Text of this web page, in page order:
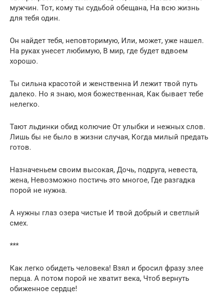
мужчин. Тот, кому ты судьбой обещана, На всю жизнь
для тебя один.
Он найдет тебя, неповторимую, Или, может, уже нашел.
На руках унесет любимую, В мир, где будет вдвоем
хорошо.
Ты сильна красотой и женственна И лежит твой путь
далеко. Но я знаю, моя божественная, Как бывает тебе
нелегко.
Тают льдинки обид колючие От улыбки и нежных слов.
Лишь бы не было в жизни случая, Когда милый предать
готов.
Назначеньем своим высокая, Дочь, подруга, невеста,
жена, Невозможно постичь это многое, Где разгадка
порой не нужна.
А нужны глаз озера чистые И твой добрый и светлый
смех.
***
Как легко обидеть человека! Взял и бросил фразу злее
перца. А потом порой не хватит века, Чтоб вернуть
обиженное сердце!